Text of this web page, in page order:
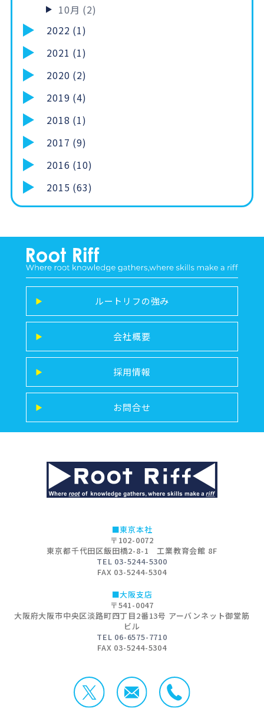
10月 (2)
2022 (1)
2021 (1)
2020 (2)
2019 (4)
2018 (1)
2017 (9)
2016 (10)
2015 (63)
▶ ルートリフの強み
▶ 会社概要
▶ 採用情報
▶ お問合せ
■東京本社
〒102-0072
東京都千代田区飯田橋2-8-1 工業教育会館 8F
TEL 03-5244-5300
FAX 03-5244-5304
■大阪支店
〒541-0047
大阪府大阪市中央区淡路町四丁目2番13号 アーバンネット御堂筋
ビル
TEL 06-6575-7710
FAX 03-5244-5304